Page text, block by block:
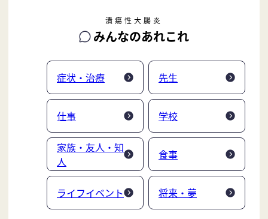
潰瘍性大腸炎
みんなのあれこれ
症状・治療 先生
仕事 学校
家族・友人・知
人
食事
ライフイベント 将来・夢